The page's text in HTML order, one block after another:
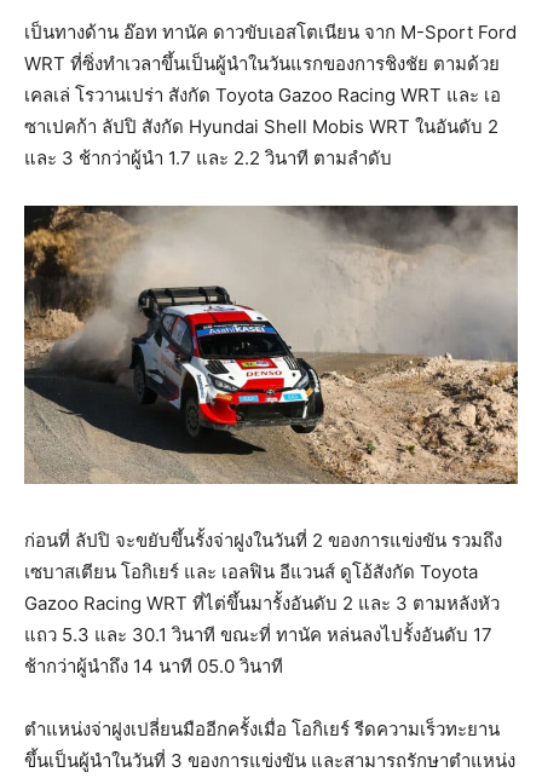
เป็นทางด้าน อ๊อท ทานัค ดาวขับเอสโตเนียน จาก M-Sport Ford
WRT ที่ซิ่งทำเวลาขึ้นเป็นผู้นำในวันแรกของการชิงชัย ตามด้วย
เคลเล่ โรวานเปร่า สังกัด Toyota Gazoo Racing WRT และ เอ
ซาเปคก้า ลัปปิ สังกัด Hyundai Shell Mobis WRT ในอันดับ 2
และ 3 ช้ากว่าผู้นำ 1.7 และ 2.2 วินาที ตามลำดับ
ก่อนที่ ลัปปิ จะขยับขึ้นรั้งจ่าฝูงในวันที่ 2 ของการแข่งขัน รวมถึง
เซบาสเตียน โอกิเยร์ และ เอลฟิน อีแวนส์ ดูโอ้สังกัด Toyota
Gazoo Racing WRT ที่ไต่ขึ้นมารั้งอันดับ 2 และ 3 ตามหลังหัว
แถว 5.3 และ 30.1 วินาที ขณะที่ ทานัค หล่นลงไปรั้งอันดับ 17
ช้ากว่าผู้นำถึง 14 นาที 05.0 วินาที
ตำแหน่งจ่าฝูงเปลี่ยนมืออีกครั้งเมื่อ โอกิเยร์ รีดความเร็วทะยาน
ขึ้นเป็นผู้นำในวันที่ 3 ของการแข่งขัน และสามารถรักษาตำแหน่ง